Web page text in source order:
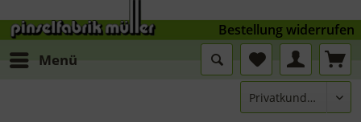
Menü
Bestellung widerrufen